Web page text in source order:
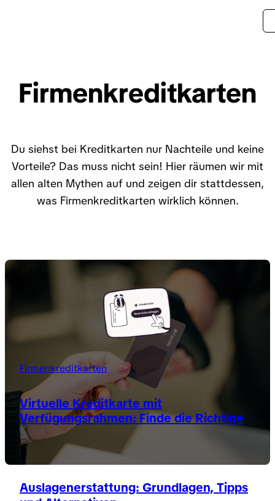
Firmenkreditkarten
Du siehst bei Kreditkarten nur Nachteile und keine
Vorteile? Das muss nicht sein! Hier räumen wir mit
allen alten Mythen auf und zeigen dir stattdessen,
was Firmenkreditkarten wirklich können.
Firmenkreditkarten
Virtuelle Kreditkarte mit
Verfügungsrahmen: Finde die Richtige
Auslagenerstattung: Grundlagen, Tipps